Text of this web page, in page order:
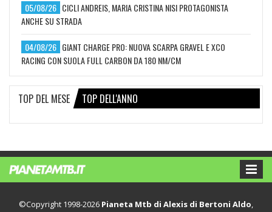
05/08/26 CICLI ANDREIS, MARIA CRISTINA NISI PROTAGONISTA
ANCHE SU STRADA
04/08/26 GIANT CHARGE PRO: NUOVA SCARPA GRAVEL E XCO
RACING CON SUOLA FULL CARBON DA 180 NM/CM
TOP DEL MESE TOP DELL'ANNO
©Copyright 1998-2026 Pianeta Mtb di Alexis di Bertoni Aldo